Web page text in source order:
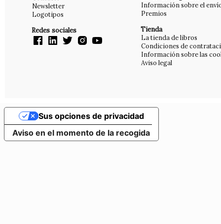
Newsletter
Logotipos
Redes sociales
Información sobre el
Premios
Tienda
La tienda de libros
Condiciones de
Información sobre las
Aviso legal
Aviso en el momento de la recogida
Sus opciones de privacidad